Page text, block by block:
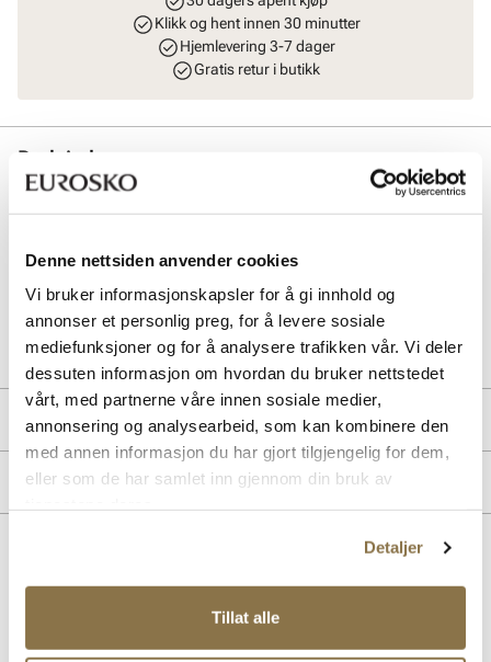
Denne nettsiden anvender cookies
Vi bruker informasjonskapsler for å gi innhold og
annonser et personlig preg, for å levere sosiale
mediefunksjoner og for å analysere trafikken vår. Vi deler
dessuten informasjon om hvordan du bruker nettstedet
vårt, med partnerne våre innen sosiale medier,
annonsering og analysearbeid, som kan kombinere den
med annen informasjon du har gjort tilgjengelig for dem,
eller som de har samlet inn gjennom din bruk av
Detaljer
Tillat alle
Klikk og hent innen 30 minutter
Hjemlevering 3-7 dager
Gratis retur i butikk
Beskrivelse
Klassisk og svært komfortabel tøffel laget i doubleface-kvalitet.
en eksta myk og fleksibel såle-konstruksjon.
Art. nr57257007
Lev. art. nr25H4401
Produktdetaljer
Merke